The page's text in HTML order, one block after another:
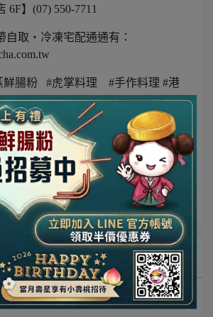
6F】(07) 550-7711
自取・冷凍宅配通通有：
鮮腸粉 #虎掌料理 #手作料理 #港
路菜 ＃古早味 #家常菜